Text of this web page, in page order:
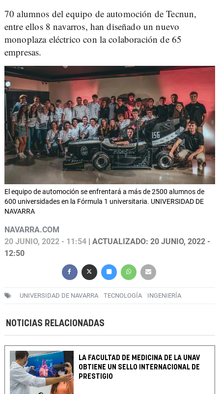
70 alumnos del equipo de automoción de Tecnun,
entre ellos 8 navarros, han diseñado un nuevo
monoplaza eléctrico con la colaboración de 65
empresas.
El equipo de automoción se enfrentará a más de 2500 alumnos de
600 universidades en la Fórmula 1 universitaria. UNIVERSIDAD DE
NAVARRA
NAVARRA.COM
20 JUNIO, 2022 - 11:54 | ACTUALIZADO: 20 JUNIO, 2022 -
12:50
UNIVERSIDAD DE NAVARRA TECNOLOGÍA INGENIERÍA
NOTICIAS RELACIONADAS
LA FACULTAD DE MEDICINA DE LA UNAV
OBTIENE UN SELLO INTERNACIONAL DE
PRESTIGIO